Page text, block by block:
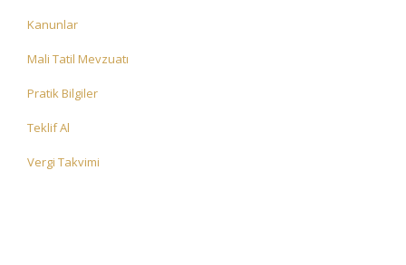
Kanunlar
Mali Tatil Mevzuatı
Pratik Bilgiler
Teklif Al
Vergi Takvimi